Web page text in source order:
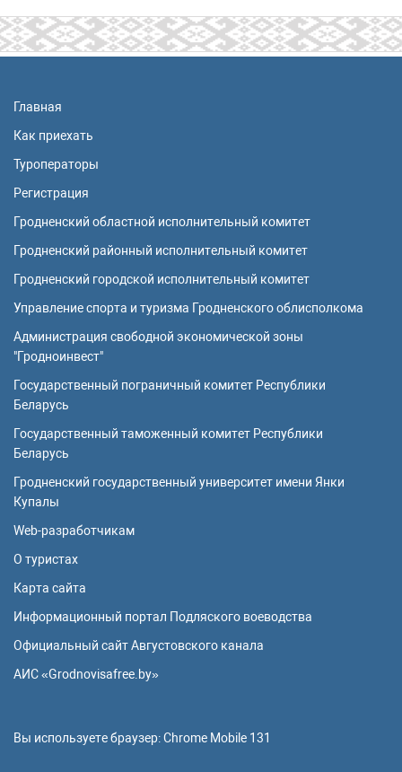
Главная
Как приехать
Туроператоры
Регистрация
Гродненский областной исполнительный комитет
Гродненский районный исполнительный комитет
Гродненский городской исполнительный комитет
Управление спорта и туризма Гродненского облисполкома
Администрация свободной экономической зоны
"Гродноинвест"
Государственный пограничный комитет Республики
Беларусь
Государственный таможенный комитет Республики
Беларусь
Гродненский государственный университет имени Янки
Купалы
Web-разработчикам
О туристах
Карта сайта
Информационный портал Подляского воеводства
Официальный сайт Августовского канала
АИС «Grodnovisafree.by»
Вы используете браузер:Chrome Mobile 131